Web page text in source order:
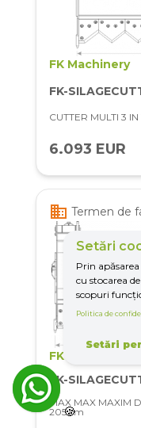
FK Machinery
FK-
CUTTER MULTI 3 IN
6.093 EUR
business Termen de
FK Machinery
FK-
MAX MAX MAXIM
205 cm
🍪
Setări
Prin
cu stocarea
scopuri
Politica de
Setări